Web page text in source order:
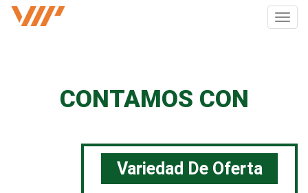
Pasar
CONTAMOS CON
Variedad De Oferta